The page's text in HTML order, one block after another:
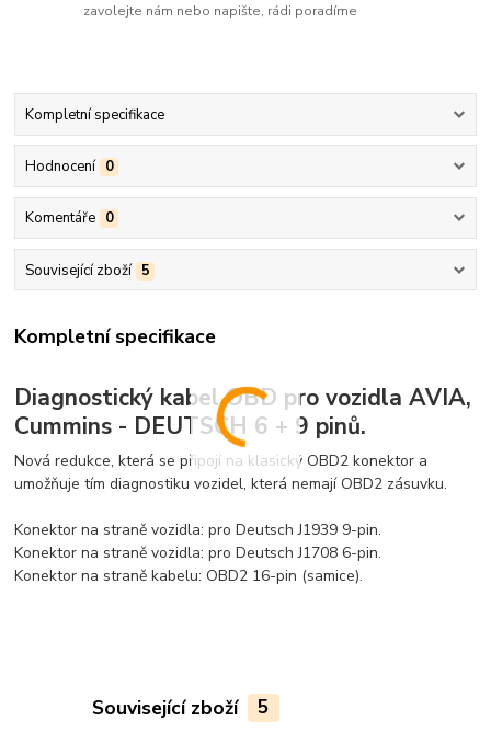
zavolejte nám nebo napište, rádi poradíme
Kompletní specifikace
Hodnocení 0
Komentáře 0
Související zboží 5
Kompletní specifikace
Diagnostický kabel OBD pro vozidla AVIA,
Cummins - DEUTSCH 6 + 9 pinů.
Nová redukce, která se připojí na klasický OBD2 konektor a
umožňuje tím diagnostiku vozidel, která nemají OBD2 zásuvku.
Konektor na straně vozidla: pro Deutsch J1939 9-pin.
Konektor na straně vozidla: pro Deutsch J1708 6-pin.
Konektor na straně kabelu: OBD2 16-pin (samice).
Související zboží 5